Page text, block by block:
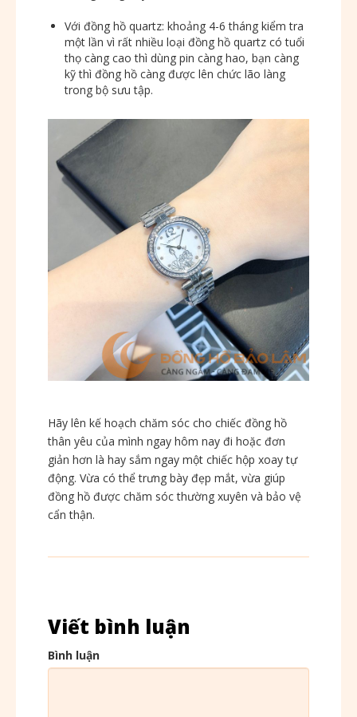
Với đồng hồ quartz: khoảng 4-6 tháng kiểm tra
một lần vì rất nhiều loại đồng hồ quartz có tuổi
thọ càng cao thì dùng pin càng hao, bạn càng
kỹ thì đồng hồ càng được lên chức lão làng
trong bộ sưu tập.
Hãy lên kế hoạch chăm sóc cho chiếc đồng hồ
thân yêu của mình ngay hôm nay đi hoặc đơn
giản hơn là hay sắm ngay một chiếc hộp xoay tự
động. Vừa có thể trưng bày đẹp mắt, vừa giúp
đồng hồ được chăm sóc thường xuyên và bảo vệ
cẩn thận.
Viết bình luận
Bình luận